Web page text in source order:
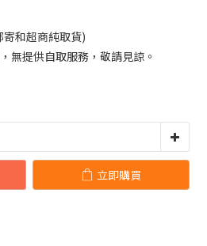
和超商純取貨)
無提供自取服務，敬請見諒。
立即購買